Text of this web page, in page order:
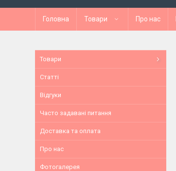
Головна Товари Про нас
Товари
Статті
Відгуки
Часто задавані питання
Доставка та оплата
Про нас
Фотогалерея